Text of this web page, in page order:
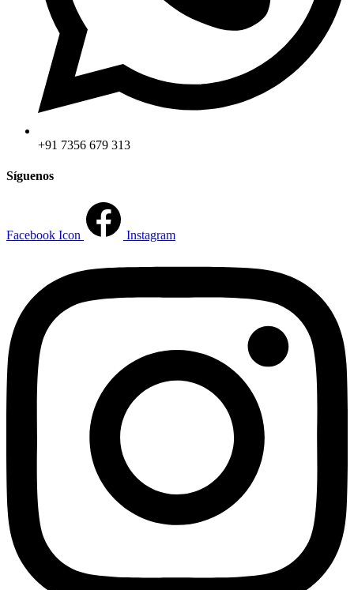
+91 7356 679 313
Síguenos
Facebook Icon Instagram